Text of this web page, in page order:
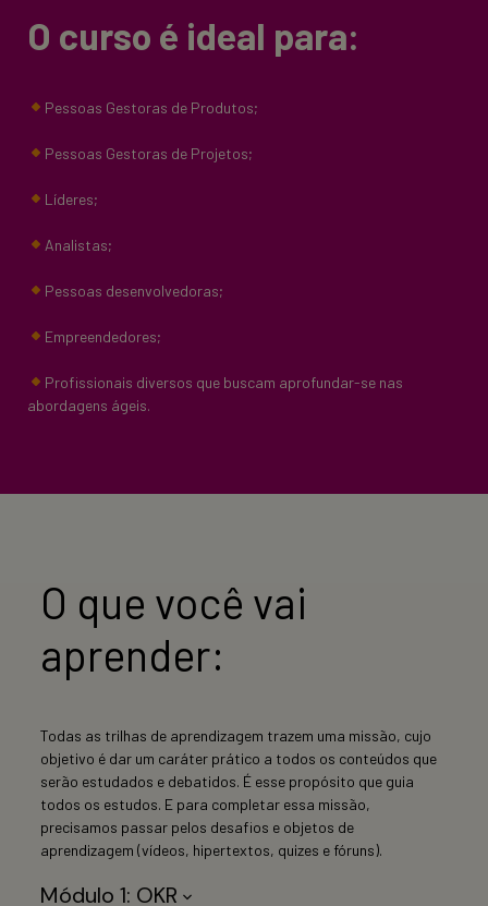
O curso é ideal para:
Pessoas Gestoras de Produtos;
Pessoas Gestoras de Projetos;
Líderes;
Analistas;
Pessoas desenvolvedoras;
Empreendedores;
Profissionais diversos que buscam aprofundar-se nas
abordagens ágeis.
O que você vai
aprender:
Todas as trilhas de aprendizagem trazem uma missão, cujo
objetivo é dar um caráter prático a todos os conteúdos que
serão estudados e debatidos. É esse propósito que guia
todos os estudos. E para completar essa missão,
precisamos passar pelos desafios e objetos de
aprendizagem (vídeos, hipertextos, quizes e fóruns).
Módulo 1: OKR